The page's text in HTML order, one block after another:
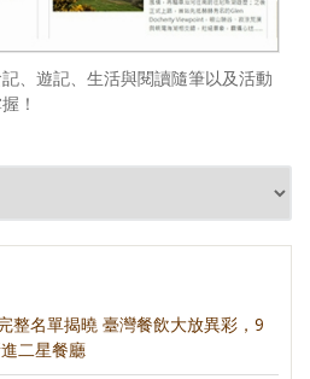
、遊記、生活與閱讀隨筆以及活動
！
整名單揭曉 臺灣餐飲大放異彩，9
二星餐廳